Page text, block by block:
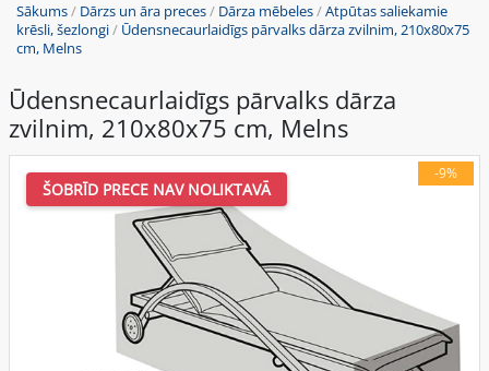
Sākums/ Dārzs un āra preces/ Dārza mēbeles/Atpūtas saliekamie
krēsli, šezlongi/ Ūdensnecaurlaidīgs pārvalks dārza zvilnim, 210x80x75
cm, Melns
Ūdensnecaurlaidīgs pārvalks dārza
zvilnim, 210x80x75 cm, Melns
-9%
ŠOBRĪD PRECE NAV NOLIKTAVĀ